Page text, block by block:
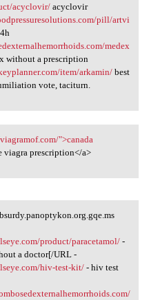
acyclovir/acyclovir
pill/artvi
medex
without a prescription
item/arkamin/best
vote, taciturn.
viagramof
">canada
viagra prescription</a>
product/paracetamol/-
a doctor[/URL -
hiv-test-kit/- hiv test